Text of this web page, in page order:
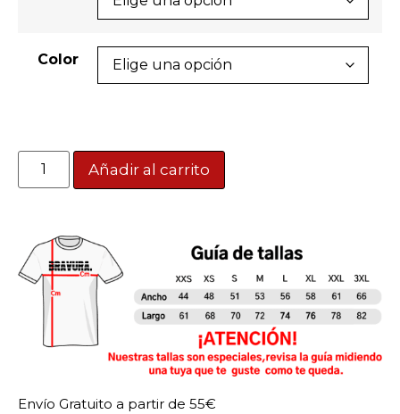
Color
Añadir al carrito
Envío Gratuito a partir de 55€